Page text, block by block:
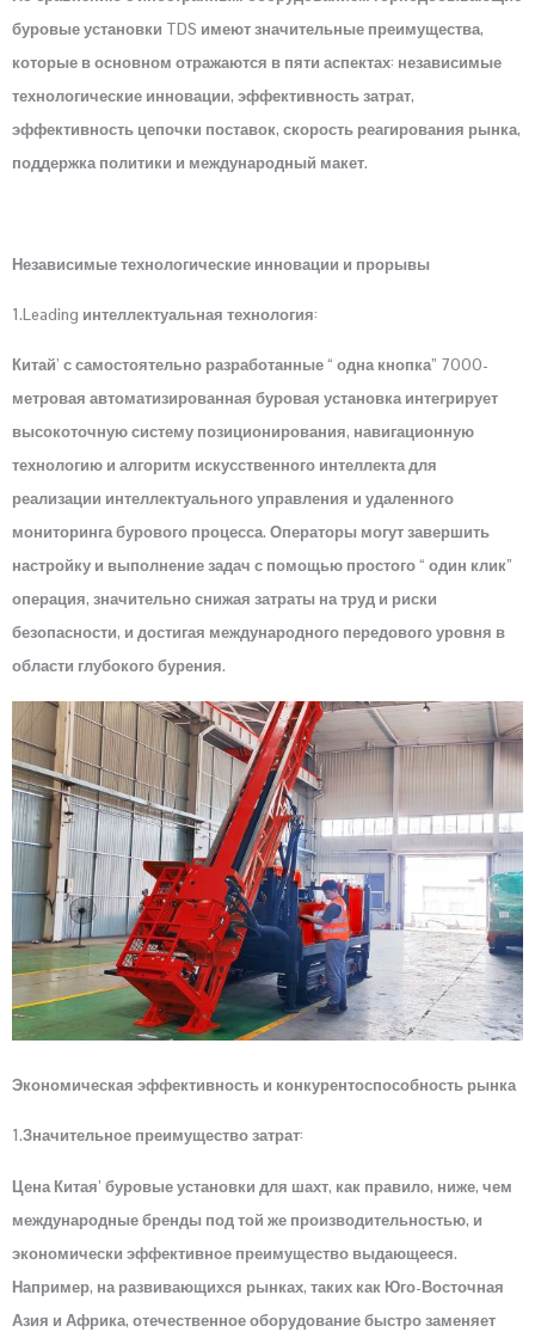
буровые установки TDS имеют значительные преимущества,
которые в основном отражаются в пяти аспектах: независимые
технологические инновации, эффективность затрат,
эффективность цепочки поставок, скорость реагирования рынка,
поддержка политики и международный макет.
Независимые технологические инновации и прорывы
1.Leading интеллектуальная технология:
Китай’ с самостоятельно разработанные “ одна кнопка” 7000-
метровая автоматизированная буровая установка интегрирует
высокоточную систему позиционирования, навигационную
технологию и алгоритм искусственного интеллекта для
реализации интеллектуального управления и удаленного
мониторинга бурового процесса. Операторы могут завершить
настройку и выполнение задач с помощью простого “ один клик”
операция, значительно снижая затраты на труд и риски
безопасности, и достигая международного передового уровня в
области глубокого бурения.
Экономическая эффективность и конкурентоспособность рынка
1.Значительное преимущество затрат:
Цена Китая’ буровые установки для шахт, как правило, ниже, чем
международные бренды под той же производительностью, и
экономически эффективное преимущество выдающееся.
Например, на развивающихся рынках, таких как Юго-Восточная
Азия и Африка, отечественное оборудование быстро заменяет